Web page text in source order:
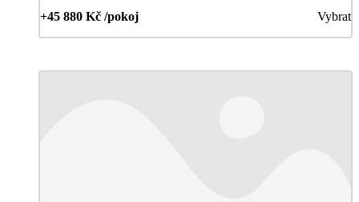
+45 880 Kč /pokoj Vybrat